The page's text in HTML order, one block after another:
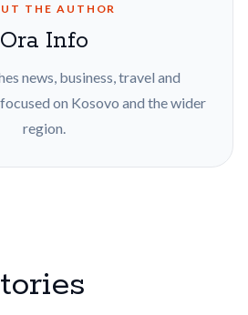
THE AUTHOR
Ora Info
news, business, travel and
on Kosovo and the wider
region.